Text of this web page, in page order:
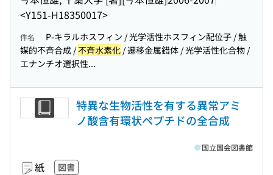
<Y151-H18350017>
件名
P-キラルホスフィン / 光学活性ホスフィン配位子 / 触
媒的不斉合成 /不斉水素化 / 遷移金属錯体 / 光学活性化合物 /
エナンチオ選択性...
特異な生物活性を有する異常アミ
ノ酸含有環状ペプチドの全合成
紙 図書
国立国会図書館